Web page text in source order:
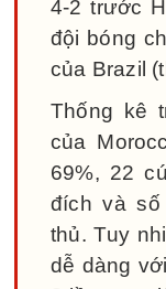
4-2 trước
đội bóng
của Brazil
Thống kê
của
69%, 22
đích và số
thủ. Tuy
dễ dàng